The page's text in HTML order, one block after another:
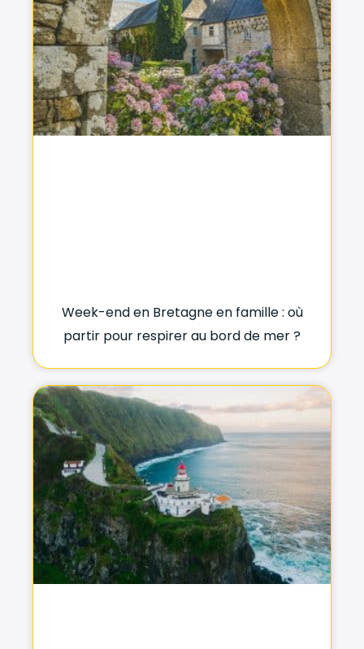
Week-end en Bretagne en famille : où
partir pour respirer au bord de mer ?